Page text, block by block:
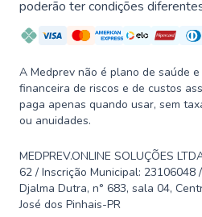
poderão ter condições
A Medprev não é plano de saúde
financeira de riscos e de custos
paga apenas quando usar, sem
ou anuidades.
MEDPREV.ONLINE SOLUÇÕES
62 / Inscrição Municipal: 23106048
Djalma Dutra, n° 683, sala 04,
José dos Pinhais-PR